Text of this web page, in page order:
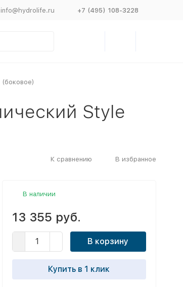
+7 (495) 108-3228
(боковое)
Style
К сравнению В избранное
В наличии
13 355 руб.
В корзину
Купить в 1 клик